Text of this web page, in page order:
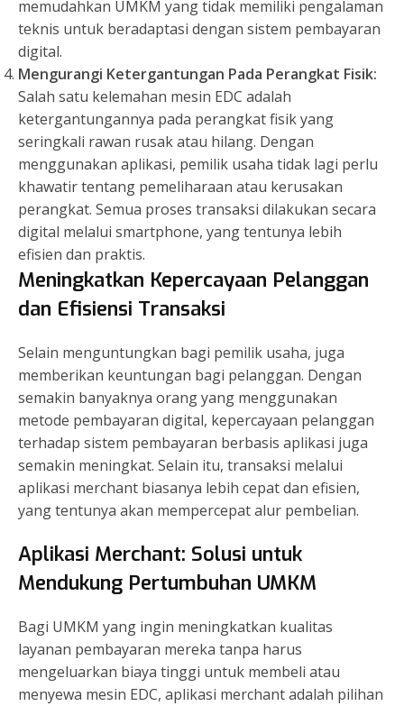
memudahkan UMKM yang tidak memiliki pengalaman
teknis untuk beradaptasi dengan sistem pembayaran
digital.
Mengurangi Ketergantungan Pada Perangkat Fisik:
Salah satu kelemahan mesin EDC adalah
ketergantungannya pada perangkat fisik yang
seringkali rawan rusak atau hilang. Dengan
menggunakan aplikasi, pemilik usaha tidak lagi perlu
khawatir tentang pemeliharaan atau kerusakan
perangkat. Semua proses transaksi dilakukan secara
digital melalui smartphone, yang tentunya lebih
efisien dan praktis.
Meningkatkan Kepercayaan Pelanggan
dan Efisiensi Transaksi
Selain menguntungkan bagi pemilik usaha, juga
memberikan keuntungan bagi pelanggan. Dengan
semakin banyaknya orang yang menggunakan
metode pembayaran digital, kepercayaan pelanggan
terhadap sistem pembayaran berbasis aplikasi juga
semakin meningkat. Selain itu, transaksi melalui
aplikasi merchant biasanya lebih cepat dan efisien,
yang tentunya akan mempercepat alur pembelian.
Aplikasi Merchant: Solusi untuk
Mendukung Pertumbuhan UMKM
Bagi UMKM yang ingin meningkatkan kualitas
layanan pembayaran mereka tanpa harus
mengeluarkan biaya tinggi untuk membeli atau
menyewa mesin EDC, aplikasi merchant adalah pilihan